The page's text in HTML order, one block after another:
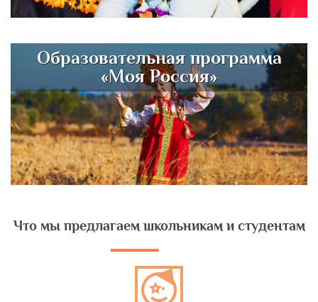
Образовательная программа
«Моя Россия»
Что мы предлагаем школьникам и студентам